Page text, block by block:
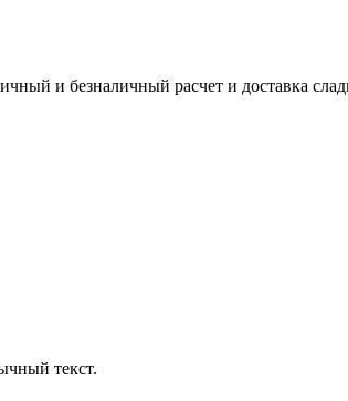
и безналичный расчет и доставка
текст.